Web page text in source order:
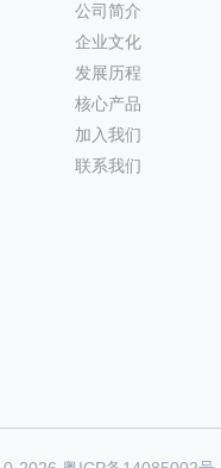
公司简介
企业文化
发展历程
核心产品
加入我们
联系我们